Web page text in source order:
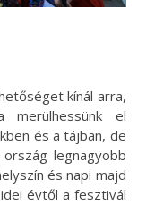
kínál arra,
merülhessünk el
és a tájban, de
legnagyobb
és napi majd
évtől a fesztivál